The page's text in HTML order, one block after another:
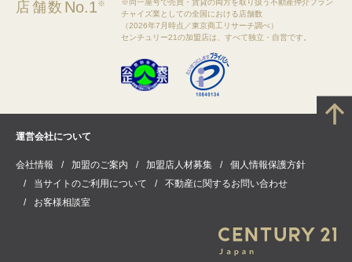
店舗数 No.1※
※同一屋号で売買・賃貸の両方を取り扱う不動産仲介フラン
チャイズ業としての全国における店舗数
（2026年7月時点／東京商工リサーチ調べ）
センチュリー21の加盟店は、すべて独立・自営です。
運営会社について
会社情報 加盟のご案内 加盟店人材募集
個人情報保護方針
当サイトのご利用について
不動産に関するお問い合わせ
お客様相談室